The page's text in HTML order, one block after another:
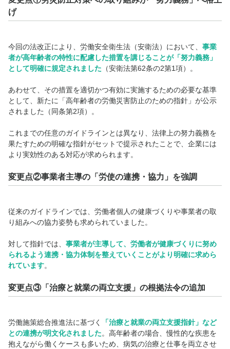
げ
今回の法改正により、労働安全衛生法（安衛法）において、 事業
者が高年齢者の特性に配慮した措置を講じることが「努力義務」
として明確に規定されました （安衛法第62条の2第1項）。
あわせて、その措置を適切かつ有効に実施するための必要な基準
として、新たに「高年齢者の労働災害防止のための指針」が公示
されました（同条第2項）。
これまでの任意のガイドラインとは異なり、法律上の努力義務を
果たすための明確な指針がセットで提示されたことで、企業には
より実効性のある対応が求められます。
変更点②事業者主導の「労使の連携・協力」を強調
従来のガイドラインでは、労働者個人の健康づくりや事業者の取
り組みへの協力姿勢も求められていました。
対して指針では、 事業者が主導して、労働者が健康づくりに努め
られるよう連携・協力体制を整えていくことがより明確に求めら
れています。
変更点③「治療と就業の両立支援」の根拠法令の追加
労働施策総合推進法に基づく 「治療と就業の両立支援指針」など
との連携が明文化されました。高年齢者の場合、慢性的な疾患を
抱えながら働くケースも多いため、 病気の治療と仕事を両立させ